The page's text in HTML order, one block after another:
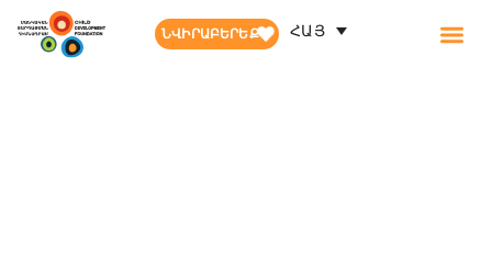
ՆՎԻՐԱԲԵՐԵՔ ՀԱՅ